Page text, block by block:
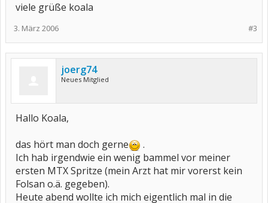
viele grüße koala
#3
3. März 2006
joerg74
Neues Mitglied
Hallo Koala,
das hört man doch gerne
.
Ich hab irgendwie ein wenig bammel vor meiner
ersten MTX Spritze (mein Arzt hat mir vorerst kein
Folsan o.ä. gegeben).
Heute abend wollte ich mich eigentlich mal in die